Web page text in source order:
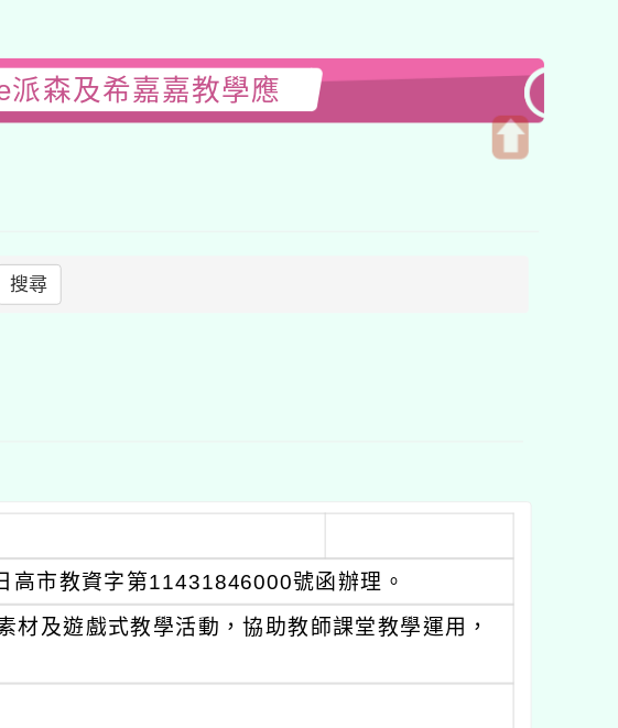
森及希嘉嘉教學應
搜尋
市教資字第11431846000號函辦理。
材及遊戲式教學活動，協助教師課堂教學運用，